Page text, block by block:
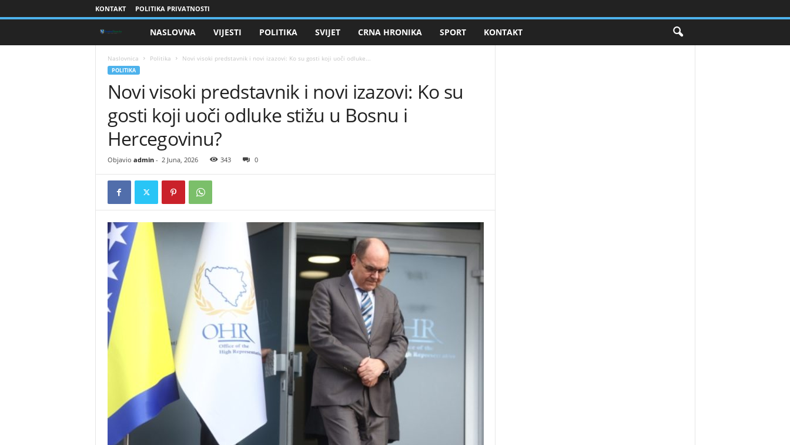
KONTAKT POLITIKA PRIVATNOSTI
a
n
i
o
i
NASLOVNA VIJESTI POLITIKA SVIJET CRNA HRONIKA SPORT KONTAKT
Naslovnica Politika ​Novi visoki predstavnik i novi izazovi: Ko su gosti koji uoči odluke...
POLITIKA
​Novi visoki predstavnik i novi izazovi: Ko su
gosti koji uoči odluke stižu u Bosnu i
Hercegovinu?
Objavio admin- 2 Juna, 2026 343 0